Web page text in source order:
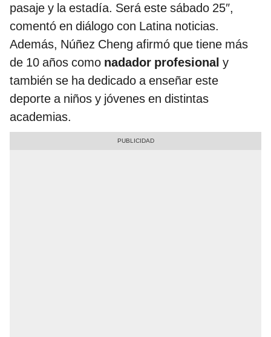
pasaje y la estadía. Será este sábado 25″,
comentó en diálogo con Latina noticias.
Además, Núñez Cheng afirmó que tiene más
de 10 años como nadador profesional y
también se ha dedicado a enseñar este
deporte a niños y jóvenes en distintas
academias.